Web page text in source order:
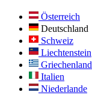
Österreich
Deutschland
Schweiz
Liechtenstein
Griechenland
Italien
Niederlande